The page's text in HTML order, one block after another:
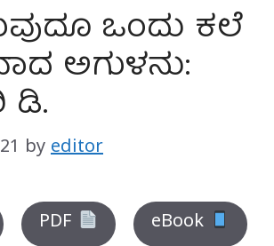
ಒಂದು ಕಲೆ
ಅಗುಳನು:
ಡಿ.
by editor
PDF eBook